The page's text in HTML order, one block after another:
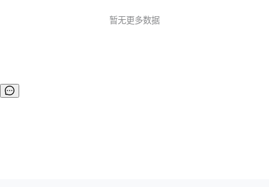
法。它试图尽早将所有路径上执行的表达式移动到函数出口。
暂无更多数据